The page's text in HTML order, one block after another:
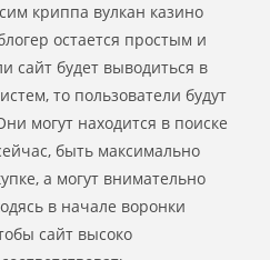
криппа вулкан казино
остается простым и
сайт будет выводиться в
то пользователи будут
могут находится в поиске
быть максимально
а могут внимательно
в начале воронки
сайт высоко